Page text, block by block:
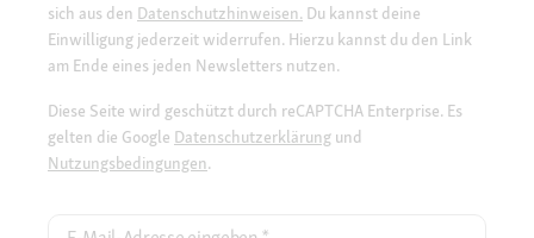
sich aus den Datenschutzhinweisen. Du kannst deine
Einwilligung jederzeit widerrufen. Hierzu kannst du den Link
am Ende eines jeden Newsletters nutzen.
Diese Seite wird geschützt durch reCAPTCHA Enterprise. Es
gelten die Google Datenschutzerklärung und
Nutzungsbedingungen.